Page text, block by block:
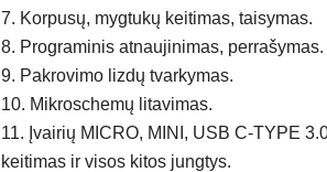
7. Korpusų, mygtukų keitimas, taisymas.
8. Programinis atnaujinimas, perrašymas.
9. Pakrovimo lizdų tvarkymas.
10. Mikroschemų litavimas.
11. Įvairių MICRO, MINI, USB C-TYPE
keitimas ir visos kitos jungtys.